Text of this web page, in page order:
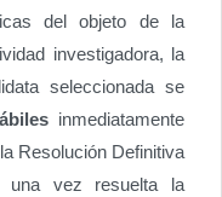
del objeto de la
investigadora, la
seleccionada se
inmediatamente
Resolución Definitiva
una vez resuelta la